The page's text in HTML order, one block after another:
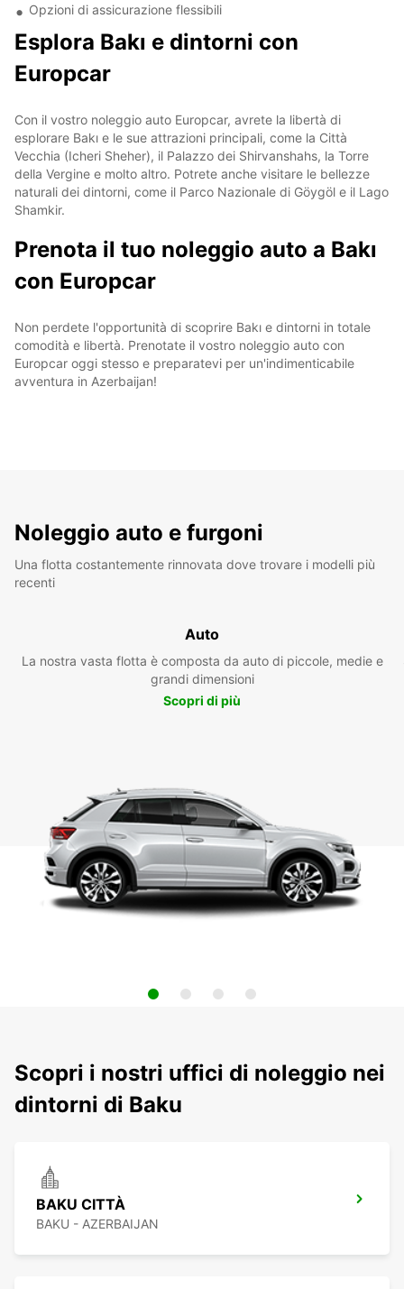
Opzioni di assicurazione flessibili
Esplora Bakı e dintorni con
Europcar
Con il vostro noleggio auto Europcar, avrete la libertà di
esplorare Bakı e le sue attrazioni principali, come la Città
Vecchia (Icheri Sheher), il Palazzo dei Shirvanshahs, la Torre
della Vergine e molto altro. Potrete anche visitare le bellezze
naturali dei dintorni, come il Parco Nazionale di Göygöl e il Lago
Shamkir.
Prenota il tuo noleggio auto a Bakı
con Europcar
Non perdete l'opportunità di scoprire Bakı e dintorni in totale
comodità e libertà. Prenotate il vostro noleggio auto con
Europcar oggi stesso e preparatevi per un'indimenticabile
avventura in Azerbaijan!
Noleggio auto e furgoni
Una flotta costantemente rinnovata dove trovare i modelli più
recenti
Auto
La nostra vasta flotta è composta da auto di piccole, medie e
grandi dimensioni
Scopri di più
Scopri i nostri uffici di noleggio nei
dintorni di Baku
BAKU CITTÀ
BAKU - AZERBAIJAN